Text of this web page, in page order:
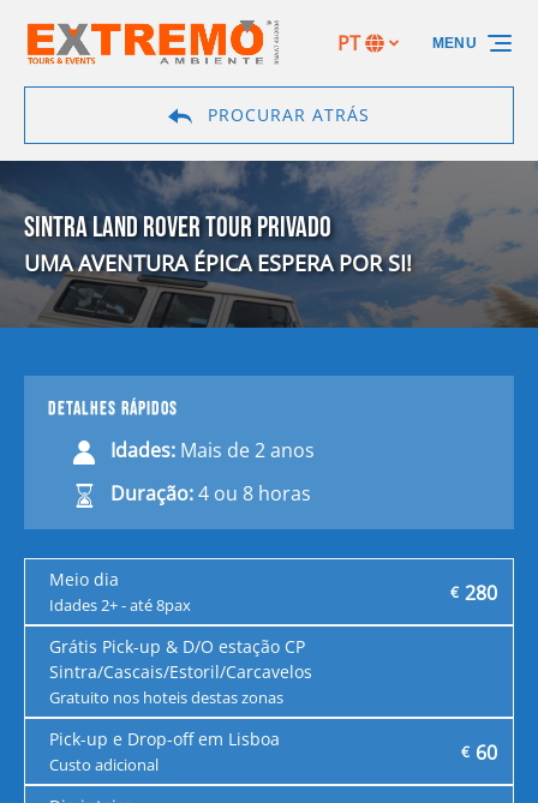
Passar para a navegação primária
Passar para o conteúdo
Passar para o rodapé
Selecione
o
idioma
PT
PROCURAR ATRÁS
MENU
SINTRA LAND ROVER TOUR PRIVADO
UMA AVENTURA ÉPICA ESPERA POR SI!
DETALHES RÁPIDOS
Idades: Mais de 2 anos
Duração:4 ou 8 horas
Meio dia
Idades 2+ - até 8pax
€ 280
Grátis Pick-up & D/O estação CP
Sintra/Cascais/Estoril/Carcavelos
Gratuito nos hoteis destas zonas
Pick-up e Drop-off em Lisboa
Custo adicional
€ 60